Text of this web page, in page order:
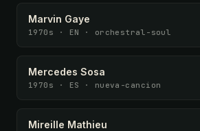
Marvin Gaye
1970s · EN · orchestral-soul
Mercedes Sosa
1970s · ES · nueva-cancion
Mireille Mathieu